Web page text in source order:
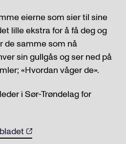
eierne som sier til sine
lille ekstra for å få deg og
de samme som nå
sin gullgås og ser ned på
«Hvordan våger de».
i Sør-Trøndelag for